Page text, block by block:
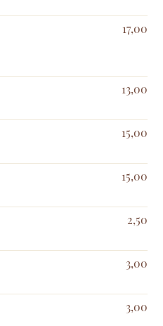
17,00
13,00
15,00
15,00
2,50
3,00
3,00